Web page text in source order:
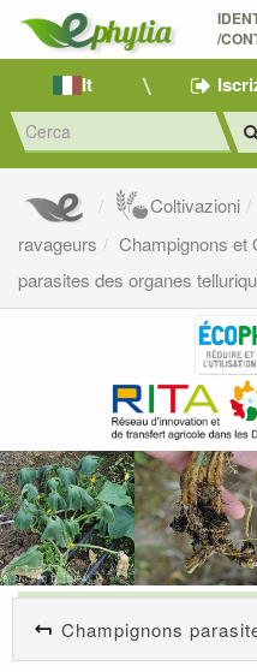
/
It
Coltivazioni
ravageurs
Champignons et
parasites des organes
Champignons